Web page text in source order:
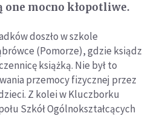
one mocno kłopotliwe.
doszło w szkole
(Pomorze), gdzie ksiądz
książką. Nie był to
przemocy fizycznej przez
Z kolei w Kluczborku
Szkół Ogólnokształcących